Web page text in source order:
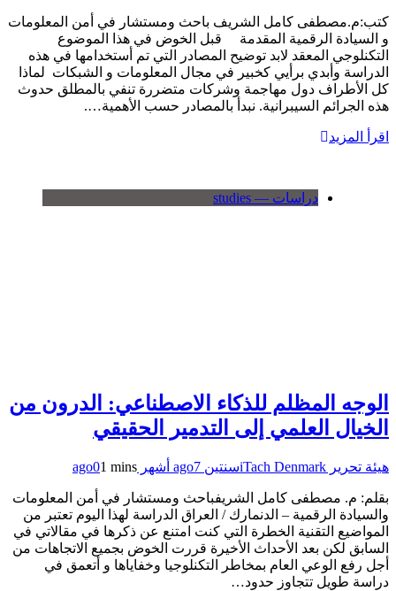
كتب:م.مصطفى كامل الشريف باحث ومستشار في أمن المعلومات
و السيادة الرقمية المقدمة قبل الخوض في هذا الموضوع
التكنلوجي المعقد لابد توضيح المصادر التي تم أستخدامها في هذه
الدراسة وأبدي برأيي كخبير في مجال المعلومات و الشبكات لماذا
كل الأطراف دول مهاجمة وشركات متضررة تنفي بالمطلق حدوث
هذه الجرائم السيبرانية. نبدأ بالمصادر حسب الأهمية….
اقرأ المزيد
دراسات — studies
الوجه المظلم للذكاء الاصطناعي: الدرون من
الخيال العلمي إلى التدمير الحقيقي
هيئة تحرير iTach Denmark سنتين ago 7 أشهر ago 01 mins
بقلم: م. مصطفى كامل الشريفباحث ومستشار في أمن المعلومات
والسيادة الرقمية – الدنمارك / العراق الدراسة لهذا اليوم تعتبر من
المواضيع التقنية الخطرة التي كنت امتنع عن ذكرها في مقالاتي في
السابق لكن بعد الأحداث الأخيرة قررت الخوض بجميع الاتجاهات من
أجل رفع الوعي العام بمخاطر التكنلوجيا وخفاياها و أتعمق في
دراسة طويل تتجاوز حدود…